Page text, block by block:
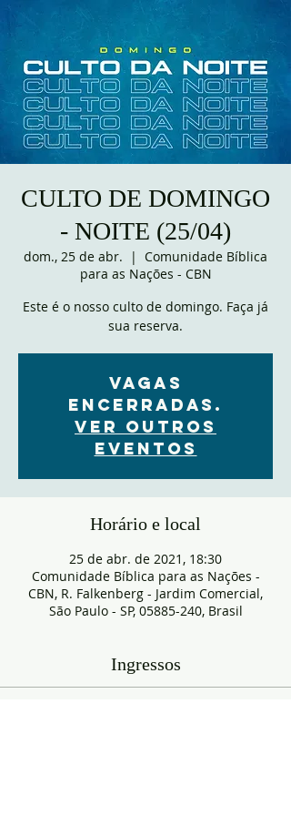
CULTO DE DOMINGO
- NOITE (25/04)
dom., 25 de abr.
  |
Comunidade Bíblica
para as Nações - CBN
Este é o nosso culto de domingo. Faça já
sua reserva.
VAGAS
ENCERRADAS.
Ver outros
eventos
Horário e local
25 de abr. de 2021, 18:30
Comunidade Bíblica para as Nações -
CBN, R. Falkenberg - Jardim Comercial,
São Paulo - SP, 05885-240, Brasil
Ingressos